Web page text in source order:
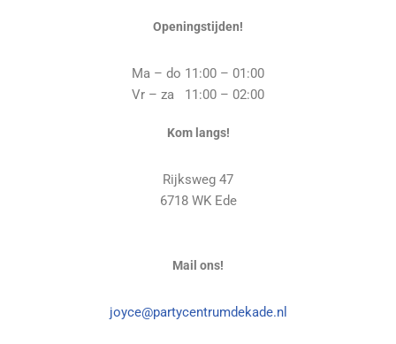
Openingstijden!
Ma – do 11:00 – 01:00
Vr – za 11:00 – 02:00
Kom langs!
Rijksweg 47
6718 WK Ede
Mail ons!
joyce@partycentrumdekade.nl